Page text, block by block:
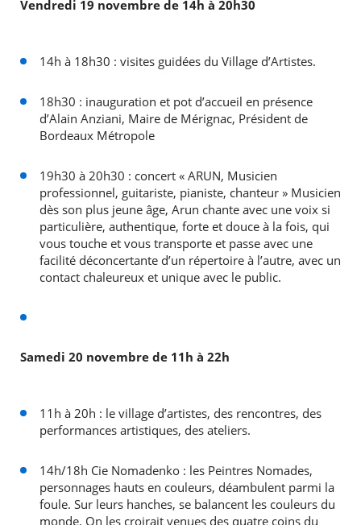
Vendredi 19 novembre de 14h à 20h30
14h à 18h30 : visites guidées du Village d’Artistes.
18h30 : inauguration et pot d’accueil en présence
d’Alain Anziani, Maire de Mérignac, Président de
Bordeaux Métropole
19h30 à 20h30 : concert « ARUN, Musicien
professionnel, guitariste, pianiste, chanteur » Musicien
dès son plus jeune âge, Arun chante avec une voix si
particulière, authentique, forte et douce à la fois, qui
vous touche et vous transporte et passe avec une
facilité déconcertante d’un répertoire à l’autre, avec un
contact chaleureux et unique avec le public.
Samedi 20 novembre de 11h à 22h
11h à 20h : le village d’artistes, des rencontres, des
performances artistiques, des ateliers.
14h/18h Cie Nomadenko : les Peintres Nomades,
personnages hauts en couleurs, déambulent parmi la
foule. Sur leurs hanches, se balancent les couleurs du
monde. On les croirait venues des quatre coins du